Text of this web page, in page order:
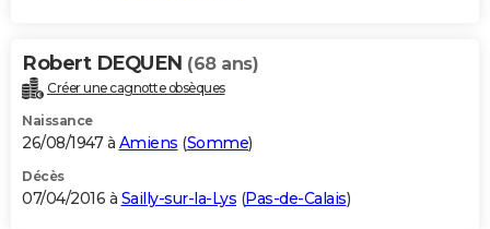
Robert DEQUEN (68 ans)
Créer une cagnotte obsèques
Naissance
26/08/1947 à Amiens (Somme)
Décès
07/04/2016 à Sailly-sur-la-Lys (Pas-de-Calais)